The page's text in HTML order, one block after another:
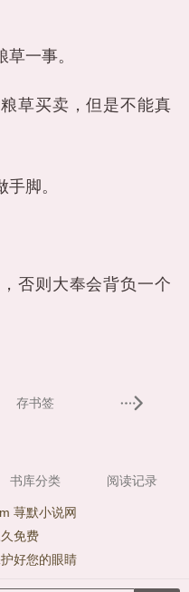
一事。
草买卖，但是不能真
脚。
否则大奉会背负一个
存书签
书库分类 阅读记录
荨默小说网
免费
好您的眼睛